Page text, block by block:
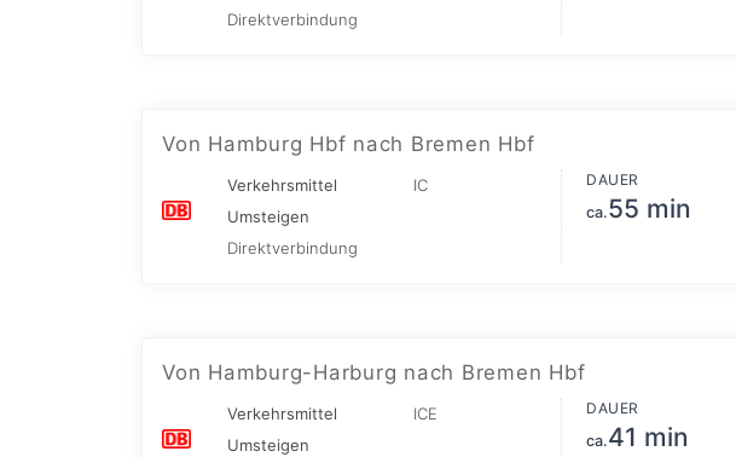
Direktverbindung
Von Hamburg Hbf nach Bremen Hbf
Verkehrsmittel
IC
Umsteigen
Direktverbindung
DAUER
ca.55 min
Von Hamburg-Harburg nach Bremen Hbf
Verkehrsmittel
ICE
Umsteigen
DAUER
ca.41 min